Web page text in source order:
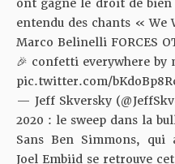
ont gagné le droit de
entendu des chants « We
Marco Belinelli FORCES
🎉 confetti everywhere by
pic.twitter.com/
— Jeff Skversky
2020 : le sweep dans la
Sans Ben Simmons, qui
Joel Embiid se retrouve